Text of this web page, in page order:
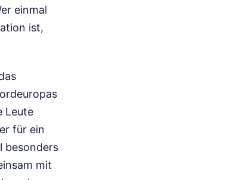
einmal
ist,
Leute
für ein
besonders
mit